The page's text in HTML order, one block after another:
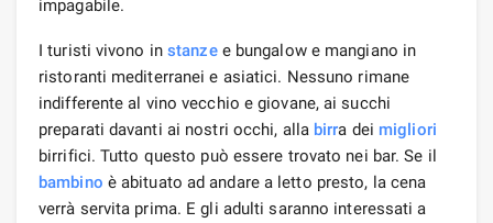
impagabile.
I turisti vivono in stanzee bungalow e mangiano in
ristoranti mediterranei e asiatici. Nessuno rimane
indifferente al vino vecchio e giovane, ai succhi
preparati davanti ai nostri occhi, alla birra dei migliori
birrifici. Tutto questo può essere trovato nei bar. Se il
bambino è abituato ad andare a letto presto, la cena
verrà servita prima. E gli adulti saranno interessati a